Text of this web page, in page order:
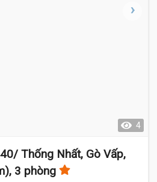
4
Thống Nhất, Gò Vấp,
3 phòng